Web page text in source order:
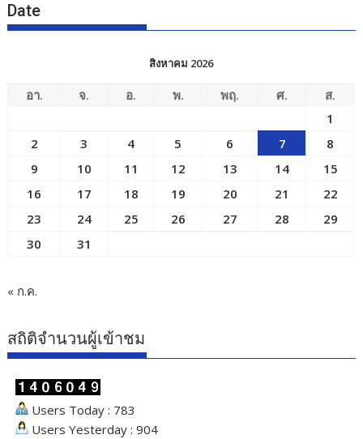
Date
สิงหาคม 2026
อา. จ. อ. พ. พฤ. ศ.
ส.
1
2
3 4 5 6 7
8
9
10 11 12 13 14
15
16
17 18 19 20 21
22
23
24 25 26 27 28
29
30
31
« ก.ค.
สถิติจำนวนผู้เข้าชม
Users Today : 783
Users Yesterday : 904